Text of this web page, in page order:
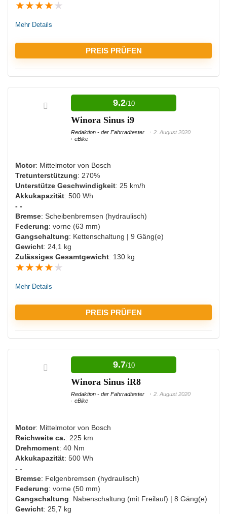
★★★★ ★
Mehr Details
PREIS PRÜFEN
VORTEILE:
Viel Spielraum mit dem hochwertigen Schaltwerk
Ausreichende Beleuchtung
NACHTEILE:
Nicht viel Zuladung möglich
9.2/10
Winora Sinus i9
Redaktion - der Fahrradtester
2. August 2020
eBike
Motor: Mittelmotor von Bosch
Tretunterstützung: 270%
Unterstütze Geschwindigkeit: 25 km/h
Akkukapazität: 500 Wh
- -
Bremse: Scheibenbremsen (hydraulisch)
Federung: vorne (63 mm)
Gangschaltung: Kettenschaltung | 9 Gäng(e)
Gewicht: 24,1 kg
Zulässiges Gesamtgewicht: 130 kg
★★★★ ★
Mehr Details
PREIS PRÜFEN
VORTEILE:
Ausreichende Beleuchtung
Bisher keine Nachteile bekannt
9.7/10
Winora Sinus iR8
Redaktion - der Fahrradtester
2. August 2020
eBike
Motor: Mittelmotor von Bosch
Reichweite ca.: 225 km
Drehmoment: 40 Nm
Akkukapazität: 500 Wh
- -
Bremse: Felgenbremsen (hydraulisch)
Federung: vorne (50 mm)
Gangschaltung: Nabenschaltung (mit Freilauf) | 8 Gäng(e)
Gewicht: 25,7 kg